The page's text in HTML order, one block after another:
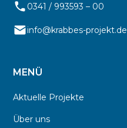
0341 / 993593 – 00
info@krabbes-projekt.de
MENÜ
Aktuelle Projekte
Über uns